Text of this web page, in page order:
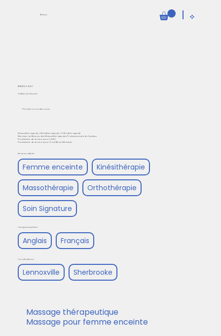
Retour
RÉSERVEZ AVEC
Catherine Amyot
Massothérapeute / Kinésithérapeute / Orthothérapeute
Membre du Réseau des Massothérapeutes Professionnels du Québec
Prestataire de service pour L'IVAC
Prestataire de service pour Croix Bleue Medavie
Services offerts :
Femme enceinte Kinésithérapie
Massothérapie Orthothérapie
Soin Signature
Langues parlées :
Anglais Français
Localisations :
Lennoxville Sherbrooke
Prendre un rendez-vous
Massage thérapeutique
Massage pour femme enceinte